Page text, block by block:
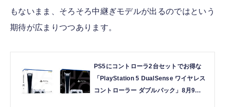
もないまま、そろそろ中継ぎモデルが出るのではという
期待が広まりつつあります。
PS5にコントローラ2台セットでお得な
「PlayStation 5 DualSense ワイヤレス
コントローラー ダブルパック」8月9日